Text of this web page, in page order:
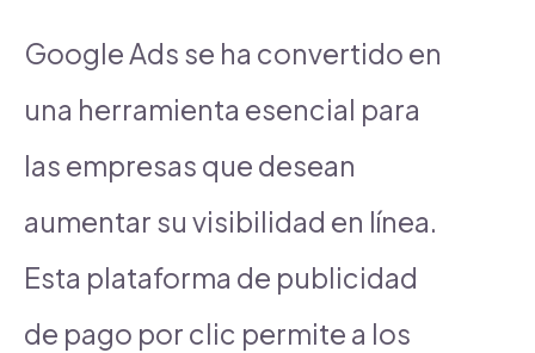
Google Ads se ha convertido en
una herramienta esencial para
las empresas que desean
aumentar su visibilidad en línea.
Esta plataforma de publicidad
de pago por clic permite a los